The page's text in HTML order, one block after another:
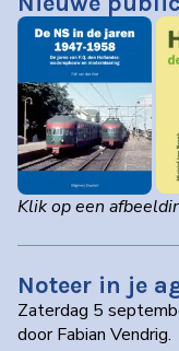
Klik op een
Noteer in je
Zaterdag 5
door Fabian Vendrig.